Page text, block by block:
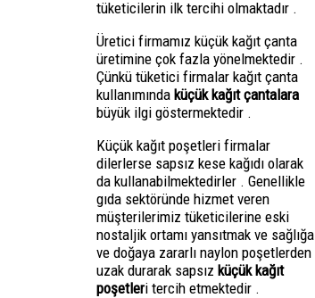
tüketicilerin ilk tercihi olmaktadır .
Üretici firmamız küçük kağıt çanta
üretimine çok fazla yönelmektedir .
Çünkü tüketici firmalar kağıt çanta
kullanımında küçük kağıt çantalara
büyük ilgi göstermektedir .
Küçük kağıt poşetleri firmalar
dilerlerse sapsız kese kağıdı olarak
da kullanabilmektedirler . Genellikle
gıda sektöründe hizmet veren
müşterilerimiz tüketicilerine eski
nostaljik ortamı yansıtmak ve sağlığa
ve doğaya zararlı naylon poşetlerden
uzak durarak sapsız küçük kağıt
poşetleri tercih etmektedir .